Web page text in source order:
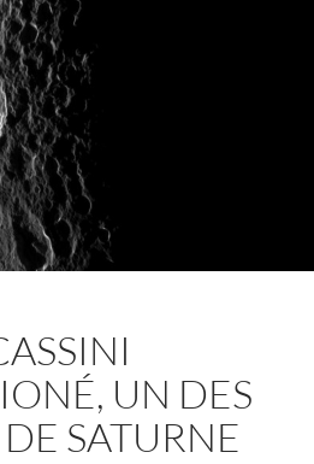
UN DES
SATURNE